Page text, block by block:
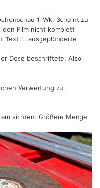
1. Wk. Scheint zu
den Film nicht komplett
Text "...ausgeplünderte
Dose beschriftete. Also
Verwertung zu.
sichten. Größere Menge